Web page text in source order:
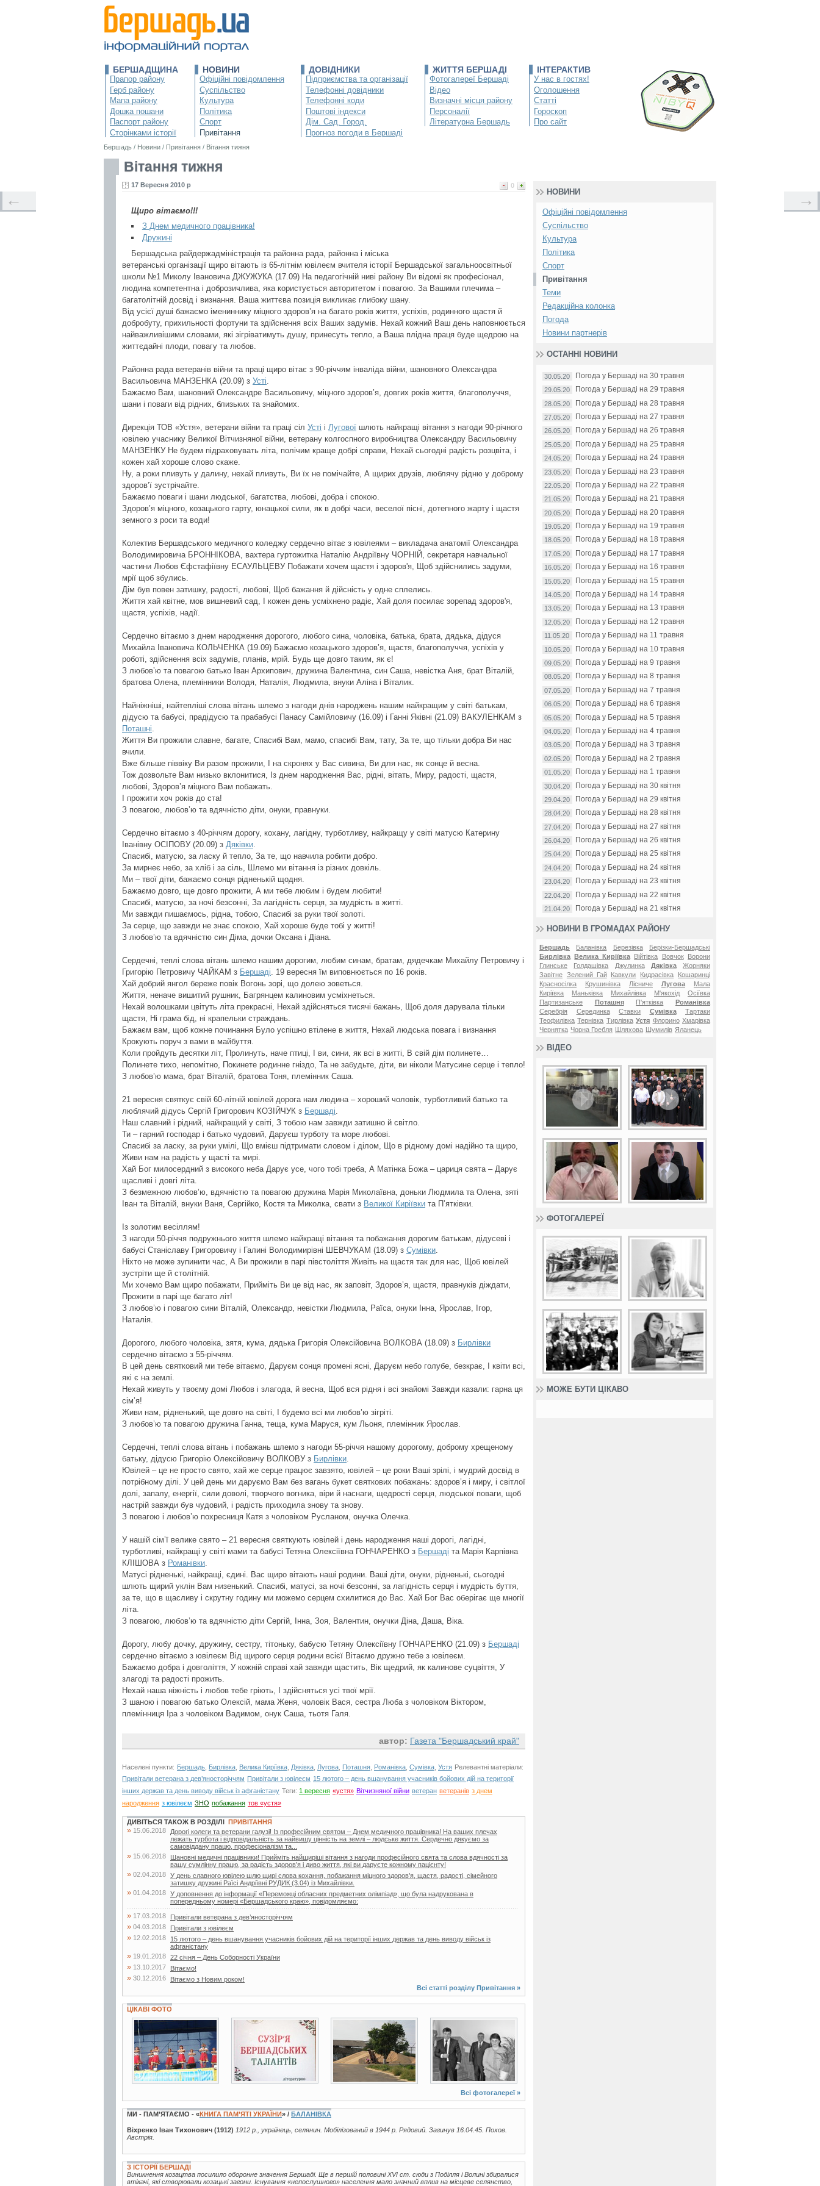
БЕРШАДЩИНА
Прапор району
Герб району
Мапа району
Дошка пошани
Паспорт району
Сторінками історії
НОВИНИ
Офіційні повідомлення
Суспільство
Культура
Політика
Спорт
Привітання
ДОВІДНИКИ
Підприємства та організації
Телефонні довідники
Телефонні коди
Поштові індекси
Дім. Сад. Город.
Прогноз погоди в Бершаді
ЖИТТЯ БЕРШАДІ
Фотогалереї Бершаді
Відео
Визначні місця району
Персоналії
Літературна Бершадь
ІНТЕРАКТИВ
У нас в гостях!
Оголошення
Статті
Гороскоп
Про сайт
Бершадь / Новини / Привітання / Вітання тижня
Вітання тижня
0
17 Вересня 2010 р
Щиро вітаємо!!!
З Днем медичного працівника!
Дружині
Бершадська райдержадміністрація та районна рада, районна і міська
ветеранські організації щиро вітають із 65-літнім ювілеєм вчителя історії Бершадської загальноосвітньої
школи №1 Миколу Івановича ДЖУЖУКА (17.09) На педагогічній ниві району Ви відомі як професіонал,
людина компетентна і доброзичлива, яка користується авторитетом і повагою. За Вашими плечима –
багатолітній досвід і визнання. Ваша життєва позиція викликає глибоку шану.
Від усієї душі бажаємо імениннику міцного здоров’я на багато років життя, успіхів, родинного щастя й
добробуту, прихильності фортуни та здійснення всіх Ваших задумів. Нехай кожний Ваш день наповнюється
найважливішими словами, які зігріватимуть душу, принесуть тепло, а Ваша плідна праця буде щедрою на
життєдайні плоди, повагу та любов.
Районна рада ветеранів війни та праці щиро вітає з 90-річчям інваліда війни, шановного Олександра
Васильовича МАНЗЕНКА (20.09) з Усті
Бажаємо Вам, шановний Олександре Васильовичу, міцного здоров’я, довгих років життя, благополуччя,
шани і поваги від рідних, близьких та знайомих.
Дирекція ТОВ «Устя», ветерани війни та праці сіл Усті і Лугової шлють найкращі вітання з нагоди 90-річного
ювілею учаснику Великої Вітчизняної війни, ветерану колгоспного виробництва Олександру Васильовичу
МАНЗЕНКУ Не будем підраховувать літа, полічим краще добрі справи, Нехай сьогодні радість розцвіта, і
кожен хай хороше слово скаже.
Ну, а роки пливуть у далину, нехай пливуть, Ви їх не помічайте, А щирих друзів, люблячу рідню у доброму
здоров’ї зустрічайте.
Бажаємо поваги і шани людської, багатства, любові, добра і спокою.
Здоров’я міцного, козацького гарту, юнацької сили, як в добрі часи, веселої пісні, дотепного жарту і щастя
земного з роси та води!
Колектив Бершадського медичного коледжу сердечно вітає з ювілеями – викладача анатомії Олександра
Володимировича БРОННІКОВА, вахтера гуртожитка Наталію Андріївну ЧОРНІЙ, секретаря навчальної
частини Любов Єфстафіївну ЕСАУЛЬЦЕВУ Побажати хочем щастя і здоров'я, Щоб здійснились задуми,
мрії щоб збулись.
Дім був повен затишку, радості, любові, Щоб бажання й дійсність у одне сплелись.
Життя хай квітне, мов вишневий сад, І кожен день усміхнено радіє, Хай доля посилає зорепад здоров'я,
щастя, успіхів, надії.
Сердечно вітаємо з днем народження дорогого, любого сина, чоловіка, батька, брата, дядька, дідуся
Михайла Івановича КОЛЬЧЕНКА (19.09) Бажаємо козацького здоров’я, щастя, благополуччя, успіхів у
роботі, здійснення всіх задумів, планів, мрій. Будь ще довго таким, як є!
З любов’ю та повагою батько Іван Архипович, дружина Валентина, син Саша, невістка Аня, брат Віталій,
братова Олена, племінники Володя, Наталія, Людмила, внуки Аліна і Віталик.
Найніжніші, найтепліші слова вітань шлемо з нагоди днів народжень нашим найкращим у світі батькам,
дідусю та бабусі, прадідусю та прабабусі Панасу Самійловичу (16.09) і Ганні Яківні (21.09) ВАКУЛЕНКАМ з
Поташні
Життя Ви прожили славне, багате, Спасибі Вам, мамо, спасибі Вам, тату, За те, що тільки добра Ви нас
вчили.
Вже більше піввіку Ви разом прожили, І на скронях у Вас сивина, Ви для нас, як сонце й весна.
Тож дозвольте Вам низько вклонитися, Із днем народження Вас, рідні, вітать, Миру, радості, щастя,
любові, Здоров’я міцного Вам побажать.
І прожити хоч років до ста!
З повагою, любов’ю та вдячністю діти, онуки, правнуки.
Сердечно вітаємо з 40-річчям дорогу, кохану, лагідну, турботливу, найкращу у світі матусю Катерину
Іванівну ОСІПОВУ (20.09) з Дяківки
Спасибі, матусю, за ласку й тепло, За те, що навчила робити добро.
За мирнеє небо, за хліб і за сіль, Шлемо ми вітання із різних довкіль.
Ми – твої діти, бажаємо сонця рідненькій щодня.
Бажаємо довго, ще довго прожити, А ми тебе любим і будем любити!
Спасибі, матусю, за ночі безсонні, За лагідність серця, за мудрість в житті.
Ми завжди пишаємось, рідна, тобою, Спасибі за руки твої золоті.
За серце, що завжди не знає спокою, Хай хороше буде тобі у житті!
З любов’ю та вдячністю син Діма, дочки Оксана і Діана.
Сердечні, теплі слова вітань шлемо нашим дорогим, любим синам, братам, дядечкам Михайлу Петровичу і
Григорію Петровичу ЧАЙКАМ з Бершаді . 19 вересня їм виповнюється по 16 років.
Хай добрий янгол береже повік Вогонь зорі, що долею зоветься.
Життя, неначе вишитий рушник, Багрянцем калиновим усміхнеться.
Нехай волошками цвітуть літа прекрасні, Нехай здійсняться тисячі бажань, Щоб доля дарувала тільки
щастя, Ні грама бід, ні крапельки страждань.
Бажаєм вам, щоб кожне починання Було успішно втілене в життя, Нехай людська повага і визнання
Крокують поруч з вами в майбуття.
Коли пройдуть десятки літ, Пролинуть, наче птиці, І ви, сини, як всі в житті, В свій дім полинете…
Полинете тихо, непомітно, Покинете родинне гніздо, Та не забудьте, діти, ви ніколи Матусине серце і тепло!
З любов’ю мама, брат Віталій, братова Тоня, племінник Саша.
21 вересня святкує свій 60-літній ювілей дорога нам людина – хороший чоловік, турботливий батько та
люблячий дідусь Сергій Григорович КОЗІЙЧУК з Бершаді
Наш славний і рідний, найкращий у світі, З тобою нам завжди затишно й світло.
Ти – гарний господар і батько чудовий, Даруєш турботу та море любові.
Спасибі за ласку, за руки умілі, Що вмієш підтримати словом і ділом, Що в рідному домі надійно та щиро,
Живи нам на радість у щасті та мирі.
Хай Бог милосердний з високого неба Дарує усе, чого тобі треба, А Матінка Божа – цариця свята – Дарує
щасливі і довгі літа.
З безмежною любов’ю, вдячністю та повагою дружина Марія Миколаївна, доньки Людмила та Олена, зяті
Іван та Віталій, внуки Ваня, Сергійко, Костя та Миколка, свати з Великої Киріївки та П’ятківки.
Із золотим весіллям!
З нагоди 50-річчя подружнього життя шлемо найкращі вітання та побажання дорогим батькам, дідусеві і
бабусі Станіславу Григоровичу і Галині Володимирівні ШЕВЧУКАМ (18.09) з Сумівки
Ніхто не може зупинити час, А Ви прожили в парі півстоліття Живіть на щастя так для нас, Щоб ювілей
зустріти ще й столітній.
Ми хочемо Вам щиро побажати, Прийміть Ви це від нас, як заповіт, Здоров’я, щастя, правнуків діждати,
Прожити в парі ще багато літ!
З любов’ю і повагою сини Віталій, Олександр, невістки Людмила, Раїса, онуки Інна, Ярослав, Ігор,
Наталія.
Дорогого, любого чоловіка, зятя, кума, дядька Григорія Олексійовича ВОЛКОВА (18.09) з Бирлівки
сердечно вітаємо з 55-річчям.
В цей день святковий ми тебе вітаємо, Даруєм сонця промені ясні, Даруєм небо голубе, безкрає, І квіти всі,
які є на землі.
Нехай живуть у твоєму домі Любов і злагода, й весна, Щоб вся рідня і всі знайомі Завжди казали: гарна ця
сім’я!
Живи нам, рідненький, ще довго на світі, І будемо всі ми любов’ю зігріті.
З любов’ю та повагою дружина Ганна, теща, кума Маруся, кум Льоня, племінник Ярослав.
Сердечні, теплі слова вітань і побажань шлемо з нагоди 55-річчя нашому дорогому, доброму хрещеному
батьку, дідусю Григорію Олексійовичу ВОЛКОВУ з Бирлівки
Ювілей – це не просто свято, хай же серце працює завзято, ювілей – це роки Ваші зрілі, і мудрий досвід в
потрібному ділі. У цей день ми даруємо Вам без вагань букет святкових побажань: здоров’я і миру, і світлої
долі, запалу, енергії, сили доволі, творчого вогника, віри й наснаги, щедрості серця, людської поваги, щоб
настрій завжди був чудовий, і радість приходила знову та знову.
З повагою і любов’ю похресниця Катя з чоловіком Русланом, онучка Олечка.
У нашій сім’ї велике свято – 21 вересня святкують ювілей і день народження наші дорогі, лагідні,
турботливі, найкращі у світі мами та бабусі Тетяна Олексіївна ГОНЧАРЕНКО з Бершаді та Марія Карпівна
КЛІШОВА з Романівки
Матусі рідненькі, найкращі, єдині. Вас щиро вітають наші родини. Ваші діти, онуки, рідненькі, сьогодні
шлють щирий уклін Вам низенький. Спасибі, матусі, за ночі безсонні, за лагідність серця і мудрість буття,
за те, що в щасливу і скрутну годину ми можемо серцем схилитися до Вас. Хай Бог Вас оберігає ще многії
літа.
З повагою, любов’ю та вдячністю діти Сергій, Інна, Зоя, Валентин, онучки Діна, Даша, Віка.
Дорогу, любу дочку, дружину, сестру, тітоньку, бабусю Тетяну Олексіївну ГОНЧАРЕНКО (21.09) з Бершаді
сердечно вітаємо з ювілеєм Від щирого серця родини всієї Вітаємо дружно тебе з ювілеєм.
Бажаємо добра і довголіття, У кожній справі хай завжди щастить, Вік щедрий, як калинове суцвіття, У
злагоді та радості прожить.
Нехай наша ніжність і любов тебе гріють, І здійсняться усі твої мрії.
З шаною і повагою батько Олексій, мама Женя, чоловік Вася, сестра Люба з чоловіком Віктором,
племінниця Іра з чоловіком Вадимом, онук Саша, тьотя Галя.
автор: Газета "Бершадський край"
Населені пункти: Бершадь Бирлівка Велика Киріївка Дяківка Лугова Поташня Романівка Сумівка Устя Релевантні матеріали:
Привітали ветерана з дев’яносторіччям Привітали з ювілеєм 15 лютого – день вшанування учасників бойових дій на території
інших держав та день виводу військ із афганістану Теги: 1 вересня «устя» Вітчизняної війни ветеран ветеранів з днем
народження з ювілеєм ЗНО побажання тов «устя»
← →
ДИВІТЬСЯ ТАКОЖ В РОЗДІЛІ ПРИВІТАННЯ
» 15.06.2018
Дорогі колеги та ветерани галузі! Із професійним святом – Днем медичного працівника! На ваших плечах
лежать турбота і відповідальність за найвищу цінність на землі – людське життя. Сердечно дякуємо за
самовіддану працю, професіоналізм та...
» 15.06.2018
Шановні медичні працівники! Прийміть найщиріші вітання з нагоди професійного свята та слова вдячності за
вашу сумлінну працю, за радість здоров’я і диво життя, які ви даруєте кожному пацієнту!
» 02.04.2018 У день славного ювілею шлю щирі слова кохання, побажання міцного здоров’я, щастя, радості, сімейного
затишку дружині Раїсі Андріївні РУДИК (3.04) із Михайлівки.
» 01.04.2018 У доповнення до інформації «Переможці обласних предметних олімпіад», що була надрукована в
попередньому номері «Бершадського краю», повідомляємо:
» 17.03.2018 Привітали ветерана з дев’яносторіччям
» 04.03.2018 Привітали з ювілеєм
» 12.02.2018
15 лютого – день вшанування учасників бойових дій на території інших держав та день виводу військ із
афганістану
» 19.01.2018 22 січня – День Соборності України
» 13.10.2017 Вітаємо!
» 30.12.2016
Вітаємо з Новим роком!
Всі статті розділу Привітання »
ЦІКАВІ ФОТО
2 фото
Всі фотогалереї »
МИ - ПАМ’ЯТАЄМО - «КНИГА ПАМ’ЯТІ УКРАЇНИ» / БАЛАНІВКА
Віхренко Іван Тихонович (1912) 1912 р., українець, селянин. Мобілізований в 1944 р. Рядовий. Загинув 16.04.45. Похов.
Австрія.
З ІСТОРІЇ БЕРШАДІ
Виникнення козацтва посилило оборонне значення Бершаді. Ще в першій половині XVI ст. сюди з Поділля і Волині збиралися
втікачі, які створювали козацькі загони. Існування «непослушного» населення мало значний вплив на місцеве селянство,
НОВИНИ
Офіційні повідомлення
Суспільство
Культура
Політика
Спорт
Привітання
Теми
Редакційна колонка
Погода
Новини партнерів
ОСТАННІ НОВИНИ
30.05.20 Погода у Бершаді на 30 травня
29.05.20 Погода у Бершаді на 29 травня
28.05.20 Погода у Бершаді на 28 травня
27.05.20 Погода у Бершаді на 27 травня
26.05.20 Погода у Бершаді на 26 травня
25.05.20 Погода у Бершаді на 25 травня
24.05.20 Погода у Бершаді на 24 травня
23.05.20 Погода у Бершаді на 23 травня
22.05.20 Погода у Бершаді на 22 травня
21.05.20 Погода у Бершаді на 21 травня
20.05.20 Погода у Бершаді на 20 травня
19.05.20 Погода у Бершаді на 19 травня
18.05.20 Погода у Бершаді на 18 травня
17.05.20 Погода у Бершаді на 17 травня
16.05.20 Погода у Бершаді на 16 травня
15.05.20 Погода у Бершаді на 15 травня
14.05.20 Погода у Бершаді на 14 травня
13.05.20 Погода у Бершаді на 13 травня
12.05.20 Погода у Бершаді на 12 травня
11.05.20 Погода у Бершаді на 11 травня
10.05.20 Погода у Бершаді на 10 травня
09.05.20 Погода у Бершаді на 9 травня
08.05.20 Погода у Бершаді на 8 травня
07.05.20 Погода у Бершаді на 7 травня
06.05.20 Погода у Бершаді на 6 травня
05.05.20 Погода у Бершаді на 5 травня
04.05.20 Погода у Бершаді на 4 травня
03.05.20 Погода у Бершаді на 3 травня
02.05.20 Погода у Бершаді на 2 травня
01.05.20 Погода у Бершаді на 1 травня
30.04.20 Погода у Бершаді на 30 квітня
29.04.20 Погода у Бершаді на 29 квітня
28.04.20 Погода у Бершаді на 28 квітня
27.04.20 Погода у Бершаді на 27 квітня
26.04.20 Погода у Бершаді на 26 квітня
25.04.20 Погода у Бершаді на 25 квітня
24.04.20 Погода у Бершаді на 24 квітня
23.04.20 Погода у Бершаді на 23 квітня
22.04.20 Погода у Бершаді на 22 квітня
21.04.20 Погода у Бершаді на 21 квітня
НОВИНИ В ГРОМАДАХ РАЙОНУ
Бершадь Баланівка Березівка
Берізки-Бершадські
Бирлівка
Велика Киріївка Війтівка Вовчок
Ворони
Глинське
Голдашівка Джулинка Дяківка
Жорняки
Завітне Зелений Гай Кавкули Кидрасівка
Кошаринці
Красносілка
Крушинівка Лісниче Лугова
Мала
Киріївка
Маньківка Михайлівка М'якохід
Осіївка
Партизанське
Поташня П'ятківка
Романівка
Серебрія
Серединка Ставки Сумівка
Тартаки
Теофилівка Тернівка Тирлівка Устя Флорино Хмарівка
Чернятка Чорна Гребля Шляхова Шумилів Яланець
ВІДЕО
ФОТОГАЛЕРЕЇ
МОЖЕ БУТИ ЦІКАВО